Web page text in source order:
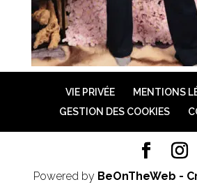
VIE PRIVÉE
MENTIONS
GESTION DES COOKIES
Powered by BeOnTheWeb -